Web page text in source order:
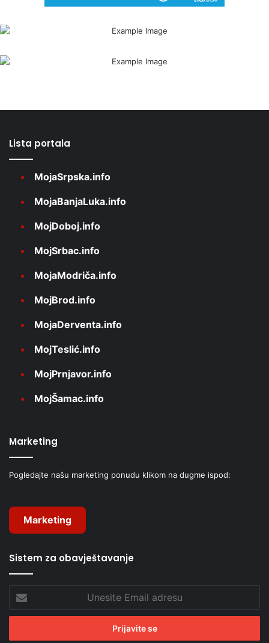
Lista portala
MojaSrpska.info
MojaBanjaLuka.info
MojDoboj.info
MojSrbac.info
MojaModriča.info
MojBrod.info
MojaDerventa.info
MojTeslić.info
MojPrnjavor.info
MojŠamac.info
Marketing
Pogledajte našu marketing ponudu klikom na dugme ispod:
Marketing
Sistem za obavještavanje
Unesite
Email
adresu